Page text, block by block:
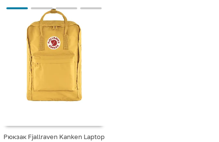
Рюкзак Fjallraven Kanken Laptop